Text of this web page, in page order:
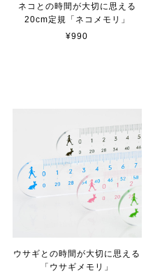
ネコとの時間が大切に思える
20cm定規「ネコメモリ」
¥990
ウサギとの時間が大切に思える
「ウサギメモリ」